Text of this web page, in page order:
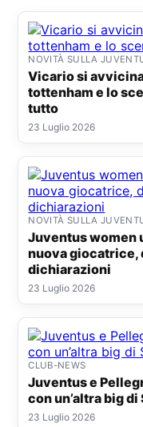
NOVITÀ SULLA
Vicario si avvicina alla juve la mossa del
tottenham e lo
tutto
23 Luglio 2026
NOVITÀ SULLA
Juventus women ufficiale: remina chiba è una
nuova giocatrice,
dichiarazioni
23 Luglio 2026
CLUB-NEWS
Juventus e Pellegrino, possibile testa a testa
con un’altra big
23 Luglio 2026